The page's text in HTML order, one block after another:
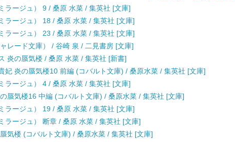
ラージュ） 9 / 桑原 水菜 / 集英社 [文庫]
ラージュ） 18 / 桑原 水菜 / 集英社 [文庫]
ラージュ） 23 / 桑原 水菜 / 集英社 [文庫]
レード文庫） / 谷崎 泉 / 二見書房 [文庫]
炎の蜃気楼 / 桑原 水菜 / 集英社 [新書]
妃 炎の蜃気楼10 前編 (コバルト文庫) / 桑原水菜 / 集英社 [文庫]
ラージュ） 4 / 桑原 水菜 / 集英社 [文庫]
蜃気楼16 中編 (コバルト文庫) / 桑原水菜 / 集英社 [文庫]
ラージュ） 19 / 桑原 水菜 / 集英社 [文庫]
ラージュ） 断章 / 桑原 水菜 / 集英社 [文庫]
気楼 (コバルト文庫) / 桑原水菜 / 集英社 [文庫]